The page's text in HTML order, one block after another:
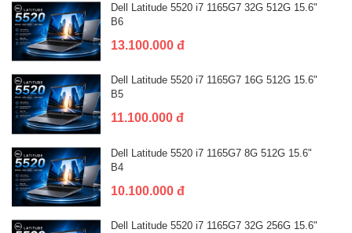
Dell Latitude 5520 i7 1165G7 32G 512G 15.6"
B6
13.100.000 đ
Dell Latitude 5520 i7 1165G7 16G 512G 15.6"
B5
11.100.000 đ
Dell Latitude 5520 i7 1165G7 8G 512G 15.6"
B4
10.100.000 đ
Dell Latitude 5520 i7 1165G7 32G 256G 15.6"